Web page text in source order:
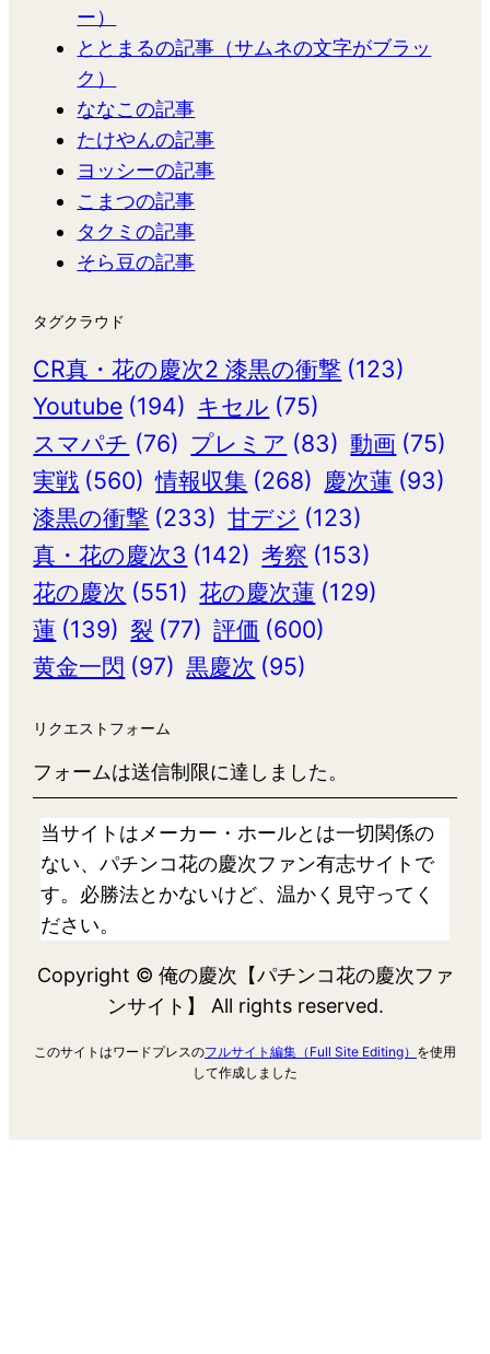
ー）
ととまるの記事（サムネの文字がブラッ
ク）
ななこの記事
たけやんの記事
ヨッシーの記事
こまつの記事
タクミの記事
そら豆の記事
タグクラウド
CR真・花の慶次2 漆黒の衝撃 (123)
Youtube (194) キセル (75)
スマパチ (76) プレミア (83) 動画 (75)
実戦 (560) 情報収集 (268) 慶次蓮 (93)
漆黒の衝撃 (233) 甘デジ (123)
真・花の慶次3 (142) 考察 (153)
花の慶次 (551) 花の慶次蓮 (129)
蓮 (139) 裂 (77) 評価 (600)
黄金一閃 (97) 黒慶次 (95)
リクエストフォーム
フォームは送信制限に達しました。
当サイトはメーカー・ホールとは一切関係の
ない、パチンコ花の慶次ファン有志サイトで
す。必勝法とかないけど、温かく見守ってく
ださい。
Copyright © 俺の慶次【パチンコ花の慶次ファ
ンサイト】 All rights reserved.
このサイトはワードプレスのフルサイト編集（Full Site Editing） を使用
して作成しました